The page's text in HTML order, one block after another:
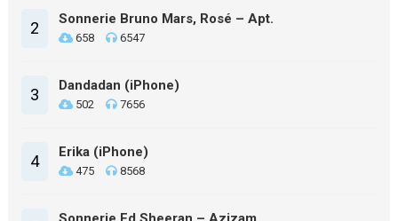
2 Sonnerie Bruno Mars, Rosé – Apt.
658 6547
3 Dandadan (iPhone)
502 7656
4 Erika (iPhone)
475 8568